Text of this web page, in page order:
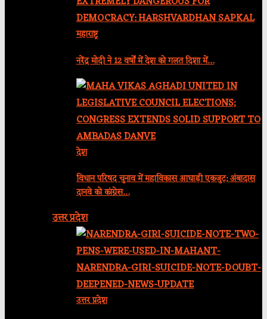
महाराष्ट्र
नरेंद्र मोदी ने 12 वर्षों में देश को गलत दिशा में…
देश
विधान परिषद चुनाव में महाविकास आघाड़ी एकजुट; अंबादास
दानवे को कांग्रेस…
उत्तर प्रदेश
उत्तर प्रदेश